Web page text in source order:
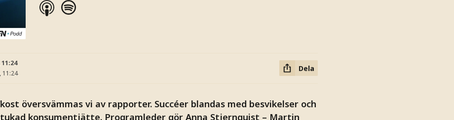
11:24
11:24
Dela
översvämmas vi av rapporter. Succéer blandas med besvikelser och
konsumentjätte. Programleder gör Anna Stjernquist – Martin